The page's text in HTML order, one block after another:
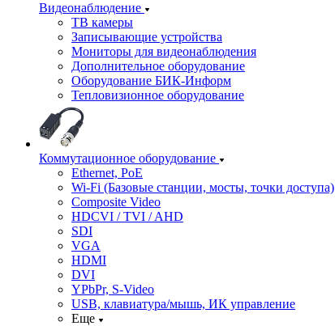
Видеонаблюдение
ТВ камеры
Записывающие устройства
Мониторы для видеонаблюдения
Дополнительное оборудование
Оборудование БИК-Информ
Тепловизионное оборудование
Коммутационное оборудование
Ethernet, PoE
Wi-Fi (Базовые станции, мосты, точки доступа)
Composite Video
HDCVI / TVI / AHD
SDI
VGA
HDMI
DVI
YPbPr, S-Video
USB, клавиатура/мышь, ИК управление
Еще